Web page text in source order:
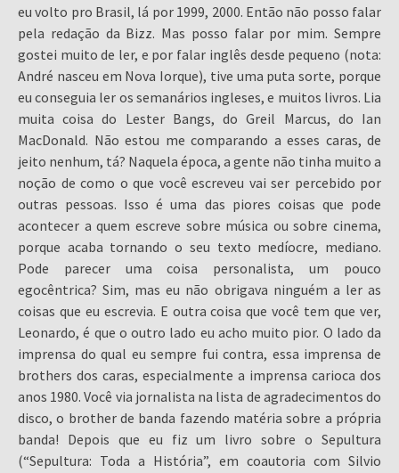
eu volto pro Brasil, lá por 1999, 2000. Então não posso falar
pela redação da Bizz. Mas posso falar por mim. Sempre
gostei muito de ler, e por falar inglês desde pequeno (nota:
André nasceu em Nova Iorque), tive uma puta sorte, porque
eu conseguia ler os semanários ingleses, e muitos livros. Lia
muita coisa do Lester Bangs, do Greil Marcus, do Ian
MacDonald. Não estou me comparando a esses caras, de
jeito nenhum, tá? Naquela época, a gente não tinha muito a
noção de como o que você escreveu vai ser percebido por
outras pessoas. Isso é uma das piores coisas que pode
acontecer a quem escreve sobre música ou sobre cinema,
porque acaba tornando o seu texto medíocre, mediano.
Pode parecer uma coisa personalista, um pouco
egocêntrica? Sim, mas eu não obrigava ninguém a ler as
coisas que eu escrevia. E outra coisa que você tem que ver,
Leonardo, é que o outro lado eu acho muito pior. O lado da
imprensa do qual eu sempre fui contra, essa imprensa de
brothers dos caras, especialmente a imprensa carioca dos
anos 1980. Você via jornalista na lista de agradecimentos do
disco, o brother de banda fazendo matéria sobre a própria
banda! Depois que eu fiz um livro sobre o Sepultura
(“Sepultura: Toda a História”, em coautoria com Silvio